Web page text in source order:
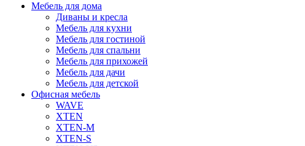
Мебель для дома
Диваны и кресла
Мебель для кухни
Мебель для гостиной
Мебель для спальни
Мебель для прихожей
Мебель для дачи
Мебель для детской
Офисная мебель
WAVE
XTEN
XTEN-M
XTEN-S